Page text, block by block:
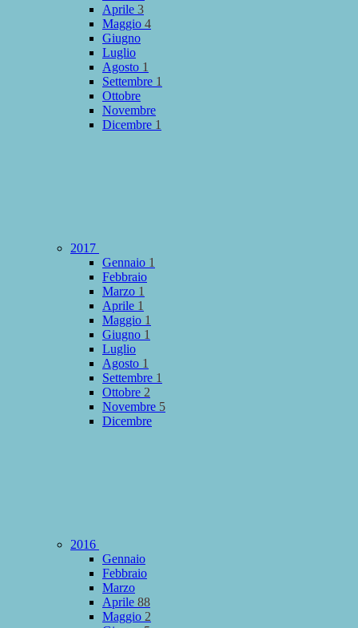
Aprile 3
Maggio 4
Giugno
Luglio
Agosto 1
Settembre 1
Ottobre
Novembre
Dicembre 1
2017
Gennaio 1
Febbraio
Marzo 1
Aprile 1
Maggio 1
Giugno 1
Luglio
Agosto 1
Settembre 1
Ottobre 2
Novembre 5
Dicembre
2016
Gennaio
Febbraio
Marzo
Aprile 88
Maggio 2